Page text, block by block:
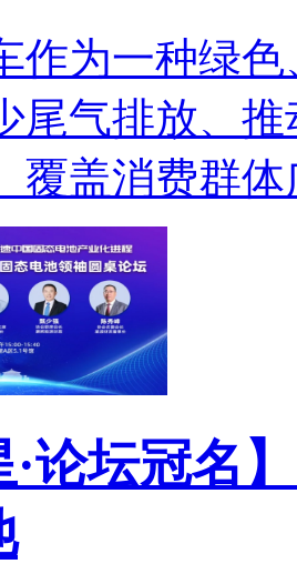
作为一种绿
尾气排放、
覆盖消费群体
·论坛冠名